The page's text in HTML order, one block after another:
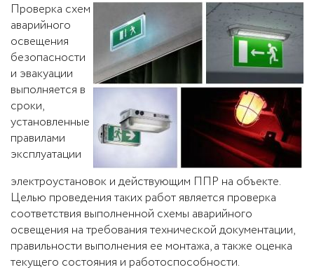
Проверка схем
аварийного
освещения
безопасности
и эвакуации
выполняется в
сроки,
установленные
правилами
эксплуатации
электроустановок и действующим ППР на объекте.
Целью проведения таких работ является проверка
соответствия выполненной схемы аварийного
освещения на требования технической документации,
правильности выполнения ее монтажа, а также оценка
текущего состояния и работоспособности.